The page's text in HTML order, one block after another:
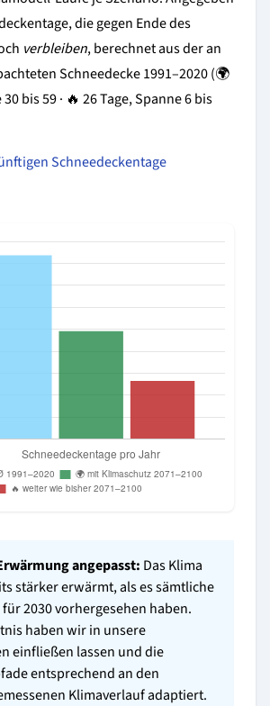
die gegen Ende des
verbleiben, berechnet aus der an
Schneedecke 1991–2020 (🌍
bis 59 · 🔥 26 Tage, Spanne 6 bis
Schneedeckentage
angepasst: Das Klima
stärker erwärmt, als es sämtliche
2030 vorhergesehen haben.
haben wir in unsere
einfließen lassen und die
entsprechend an den
Klimaverlauf adaptiert.